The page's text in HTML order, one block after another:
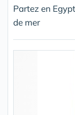
Partez en
de mer